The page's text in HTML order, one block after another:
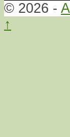
© 2026 -
↑